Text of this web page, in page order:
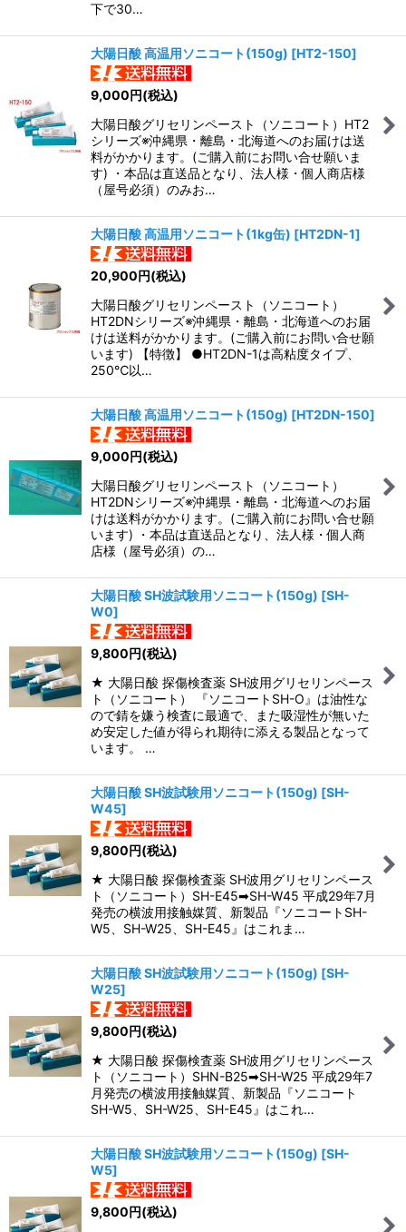
下で30…
大陽日酸 高温用ソニコート(150g) [HT2-150]
9,000円(税込)
大陽日酸グリセリンペースト（ソニコート）HT2
シリーズ※沖縄県・離島・北海道へのお届けは送
料がかかります。(ご購入前にお問い合せ願いま
す) ・本品は直送品となり、法人様・個人商店様
（屋号必須）のみお…
大陽日酸 高温用ソニコート(1kg缶) [HT2DN-1]
20,900円(税込)
大陽日酸グリセリンペースト（ソニコート）
HT2DNシリーズ※沖縄県・離島・北海道へのお届
けは送料がかかります。(ご購入前にお問い合せ願
います) 【特徴】 ●HT2DN-1は高粘度タイプ、
250℃以…
大陽日酸 高温用ソニコート(150g) [HT2DN-150]
9,000円(税込)
大陽日酸グリセリンペースト（ソニコート）
HT2DNシリーズ※沖縄県・離島・北海道へのお届
けは送料がかかります。(ご購入前にお問い合せ願
います) ・本品は直送品となり、法人様・個人商
店様（屋号必須）の…
大陽日酸 SH波試験用ソニコート(150g) [SH-
W0]
9,800円(税込)
★ 大陽日酸 探傷検査薬 SH波用グリセリンペース
ト（ソニコート） 『ソニコートSH-O』は油性な
ので錆を嫌う検査に最適で、また吸湿性が無いた
め安定した値が得られ期待に添える製品となって
います。 …
大陽日酸 SH波試験用ソニコート(150g) [SH-
W45]
9,800円(税込)
★ 大陽日酸 探傷検査薬 SH波用グリセリンペース
ト（ソニコート）SH-E45➡SH-W45 平成29年7月
発売の横波用接触媒質、新製品『ソニコートSH-
W5、SH-W25、SH-E45』はこれま…
大陽日酸 SH波試験用ソニコート(150g) [SH-
W25]
9,800円(税込)
★ 大陽日酸 探傷検査薬 SH波用グリセリンペース
ト（ソニコート）SHN-B25➡SH-W25 平成29年7
月発売の横波用接触媒質、新製品『ソニコート
SH-W5、SH-W25、SH-E45』はこれ…
大陽日酸 SH波試験用ソニコート(150g) [SH-
W5]
9,800円(税込)